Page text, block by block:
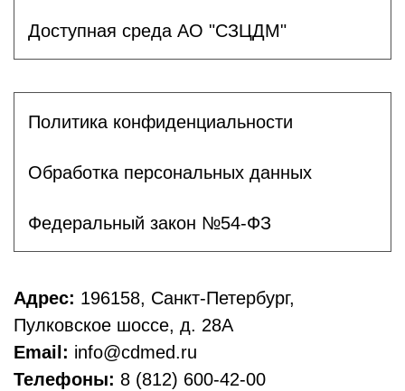
Доступная среда АО "СЗЦДМ"
Политика конфиденциальности
Обработка персональных данных
Федеральный закон №54-ФЗ
Адрес: 196158, Санкт-Петербург,
Пулковское шоссе, д. 28А
Email: info@cdmed.ru
Телефоны: 8 (812) 600-42-00